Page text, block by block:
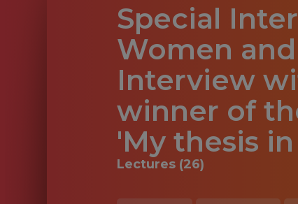
Special
Women
Interview
winner of
'My thesis
Lectures (26)